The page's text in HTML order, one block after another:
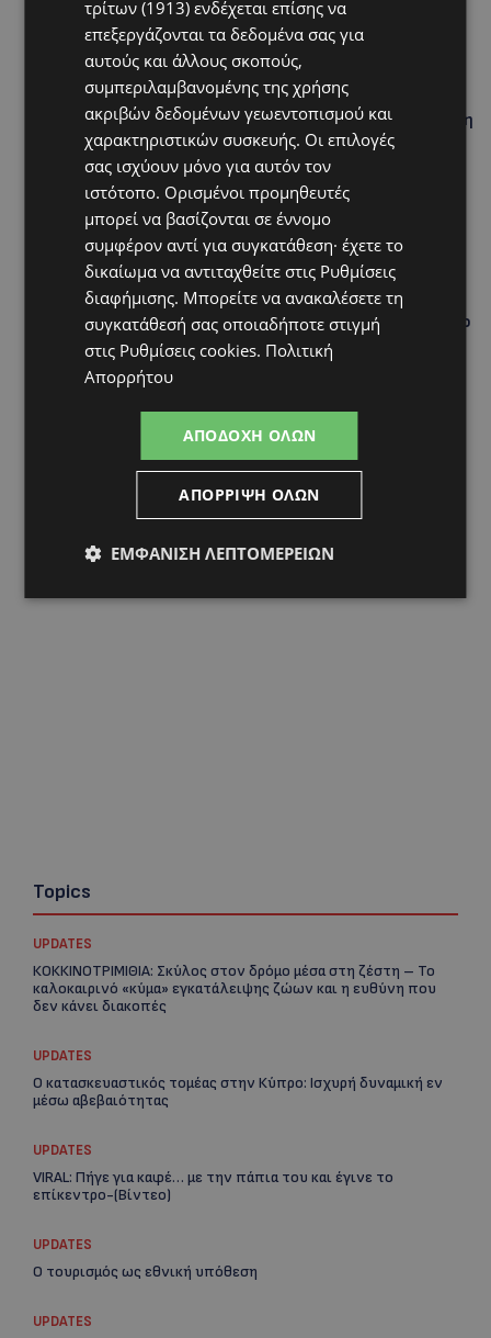
Hot this week
UPDATES
ΚΟΚΚΙΝΟΤΡΙΜΙΘΙΑ: Σκύλος στον δρόμο μέσα στη ζέστη
– Το καλοκαιρινό «κύμα» εγκατάλειψης ζώων και η
ευθύνη που δεν κάνει διακοπές
UPDATES
Ο κατασκευαστικός τομέας στην Κύπρο: Ισχυρή
δυναμική εν μέσω αβεβαιότητας
UPDATES
VIRAL: Πήγε για καφέ… με την πάπια του και έγινε το
επίκεντρο-(Βίντεο)
UPDATES
Ο τουρισμός ως εθνική υπόθεση
Εμβληματική Τουριστική Έκταση στην Παραλιακή
Ζώνη Αλαμινού με Αδειοδοτημένη Ξενοδοχειακή
Ανάπτυξη και Πανοραμική Θέα της Θάλασσας
Topics
UPDATES
ΚΟΚΚΙΝΟΤΡΙΜΙΘΙΑ: Σκύλος στον δρόμο μέσα στη ζέστη – Το
καλοκαιρινό «κύμα» εγκατάλειψης ζώων και η ευθύνη που
δεν κάνει διακοπές
UPDATES
Ο κατασκευαστικός τομέας στην Κύπρο: Ισχυρή δυναμική εν
μέσω αβεβαιότητας
UPDATES
VIRAL: Πήγε για καφέ… με την πάπια του και έγινε το
επίκεντρο-(Βίντεο)
UPDATES
Ο τουρισμός ως εθνική υπόθεση
UPDATES
τρίτων (1913) ενδέχεται επίσης να
επεξεργάζονται τα δεδομένα σας για
αυτούς και άλλους σκοπούς,
συμπεριλαμβανομένης της χρήσης
ακριβών δεδομένων γεωεντοπισμού και
χαρακτηριστικών συσκευής. Οι επιλογές
σας ισχύουν μόνο για αυτόν τον
ιστότοπο. Ορισμένοι προμηθευτές
μπορεί να βασίζονται σε έννομο
συμφέρον αντί για συγκατάθεση· έχετε το
δικαίωμα να αντιταχθείτε στις Ρυθμίσεις
διαφήμισης. Μπορείτε να ανακαλέσετε τη
συγκατάθεσή σας οποιαδήποτε στιγμή
στις Ρυθμίσεις cookies. Πολιτική
Απορρήτου
ΑΠΟΔΟΧΉ ΌΛΩΝ
ΑΠΌΡΡΙΨΗ ΌΛΩΝ
ΕΜΦΆΝΙΣΗ ΛΕΠΤΟΜΕΡΕΙΏΝ